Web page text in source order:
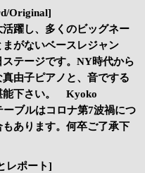
Original]
躍し、多くのビッグネー
がないベースレジャン
テージです。NY時代から
由子ピアノと、音でする
能下さい。 Kyoko
ブルはコロナ第7波禍につ
あります。何卒ご了承下
レポート]